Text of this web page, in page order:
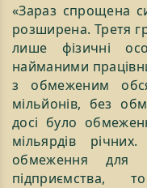
«Зараз спрощена
розширена. Третя
лише фізичні
найманими
з обмеженим
мільйонів, без
досі було
мільярдів
обмеження для
підприємства,